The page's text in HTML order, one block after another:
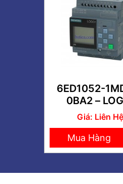
6ED1052-
0BA2 –
12/24RCE
logic 24V 8DI-
Giá: Liên Hệ
Mua Hàng